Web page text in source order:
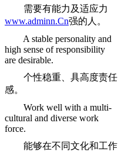
需要有能力及适应力
www.adminn.Cn强的人。
A stable personality and
high sense of responsibility
are desirable.
个性稳重、具高度责任
感。
Work well with a multi-
cultural and diverse work
force.
能够在不同文化和工作